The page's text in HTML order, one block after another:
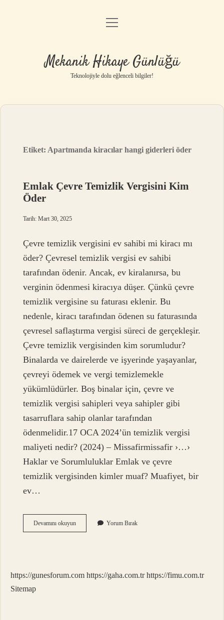
Anasayfa
Yasal Uyarı
menüyü
Mekanik Hikaye Günlüğü
Teknolojiyle dolu eğlenceli bilgiler!
Etiket: Apartmanda kiracılar hangi giderleri öder
Emlak Çevre Temizlik Vergisini Kim
Öder
Tarih: Mart 30, 2025
Çevre temizlik vergisini ev sahibi mi kiracı mı
öder? Çevresel temizlik vergisi ev sahibi
tarafından ödenir. Ancak, ev kiralanırsa, bu
verginin ödenmesi kiracıya düşer. Çünkü çevre
temizlik vergisine su faturası eklenir. Bu
nedenle, kiracı tarafından ödenen su faturasında
çevresel saflaştırma vergisi süreci de gerçekleşir.
Çevre temizlik vergisinden kim sorumludur?
Binalarda ve dairelerde ve işyerinde yaşayanlar,
çevreyi ödemek ve vergi temizlemekle
yükümlüdürler. Boş binalar için, çevre ve
temizlik vergisi sahipleri veya sahipler gibi
tasarruflara sahip olanlar tarafından
ödenmelidir.17 OCA 2024’ün temizlik vergisi
maliyeti nedir? (2024) – Missafirmissafir ›…›
Haklar ve Sorumluluklar Emlak ve çevre
temizlik vergisinden kimler muaf? Muafiyet, bir
ev…
Devamını okuyunEmlak
Çevre
Yorum Bırak
https://gunesforum.com https://gaha.com.tr https://fimu.com.tr
Sitemap